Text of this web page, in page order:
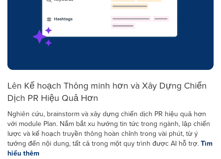
Lên Kế hoạch Thông minh hơn và Xây Dựng Chiến
Dịch PR Hiệu Quả Hơn
Nghiên cứu, brainstorm và xây dựng chiến dịch PR hiệu quả hơn
với module Plan. Nắm bắt xu hướng tin tức trong ngành, lập chiến
lược và kế hoạch truyền thông hoàn chỉnh trong vài phút, từ ý
tưởng đến nội dung, tất cả trong một quy trình được AI hỗ trợ.Tìm
hiểu thêm